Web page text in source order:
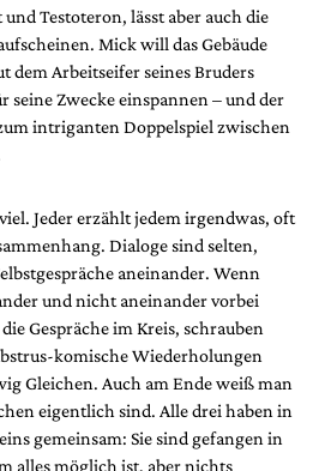
Testoteron, lässt aber auch die
Mick will das Gebäude
dem Arbeitseifer seines Bruders
seine Zwecke einspannen – und der
intriganten Doppelspiel zwischen
Jeder erzählt jedem irgendwas, oft
Dialoge sind selten,
aneinander. Wenn
und nicht aneinander vorbei
Gespräche im Kreis, schrauben
komische Wiederholungen
Gleichen. Auch am Ende weiß man
eigentlich sind. Alle drei haben in
gemeinsam: Sie sind gefangen in
alles möglich ist, aber nichts